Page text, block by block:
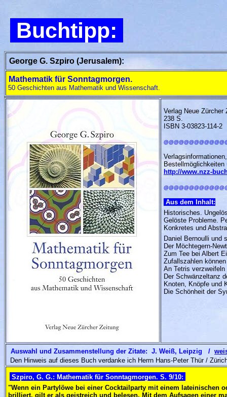
Buchtipp:
George G. Szpiro (Jerusalem):
Mathematik für Sonntagmorgen.
50 Geschichten aus Mathematik und Wissenschaft.
Verlag Neue
238 S.
ISBN 3-03823-114-2
http://www.nzz-
Aus dem Inhalt:
Historisches.
Gelöste Probleme.
Konkretes und
Daniel Bernoulli und
Der Möchtegern-
Zum Tee bei Albert
Zufallszahlen
An Tetris
Der Schwänzeltanz
Knoten, Knöpfe und
Die Schönheit der
Auswahl und Zusammenstellung der Zitate: J. Weiß, Leipzig /
Den Hinweis auf dieses Buch verdanke ich Herrn Hans-Peter Thür /
Szpiro, G. G.: Mathematik für Sonntagmorgen. S. 9/10:
"Wenn ein Partylöwe bei einer Cocktailparty mit einem lateinischen
brilliert, gilt er als geistreich und belesen. Mit dem Aufsagen einer